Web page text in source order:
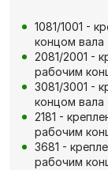
1081/1001 -
концом вала
2081/2001 -
рабочим
3081/3001 -
концом вала
2181 -
рабочим
3681 -
рабочим